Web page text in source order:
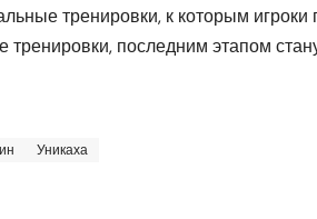
тренировки, к которым игроки
последним этапом
Уникаха